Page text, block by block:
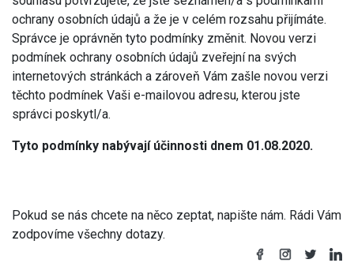
ochrany osobních údajů a že je v celém rozsahu přijímáte.
Správce je oprávněn tyto podmínky změnit. Novou verzi
podmínek ochrany osobních údajů zveřejní na svých
internetových stránkách a zároveň Vám zašle novou verzi
těchto podmínek Vaši e-mailovou adresu, kterou jste
správci poskytl/a.
Tyto podmínky nabývají účinnosti dnem 01.08.2020.
Pokud se nás chcete na něco zeptat, napište nám. Rádi Vám
zodpovíme všechny dotazy.